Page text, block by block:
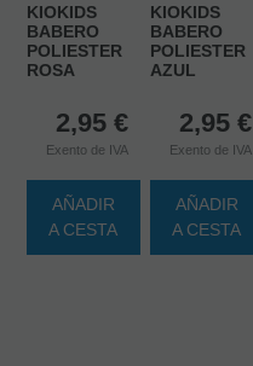
KIOKIDS
BABERO
POLIESTER
ROSA
2,95 €
Exento de IVA
AÑADIR
A CESTA
KIOKIDS
BABERO
POLIESTER
AZUL
2,95 €
Exento de IVA
AÑADIR
A CESTA